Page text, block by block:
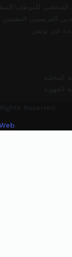
الشخصي للموظف/
الفرنسيين
في تونس
المحلية
الجهوية
Reserved.